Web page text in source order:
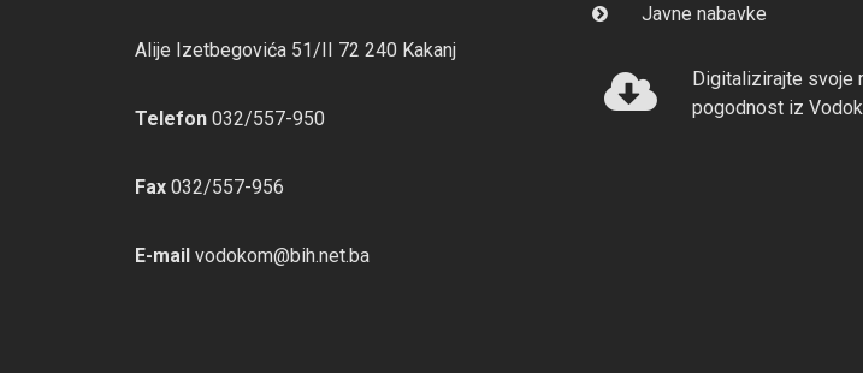
Alije Izetbegovića 51/II 72 240 Kakanj
Telefon 032/557-950
Fax 032/557-956
E-mail vodokom@bih.net.ba
Javne nabavke
Digitalizirajte svoje
pogodnost iz